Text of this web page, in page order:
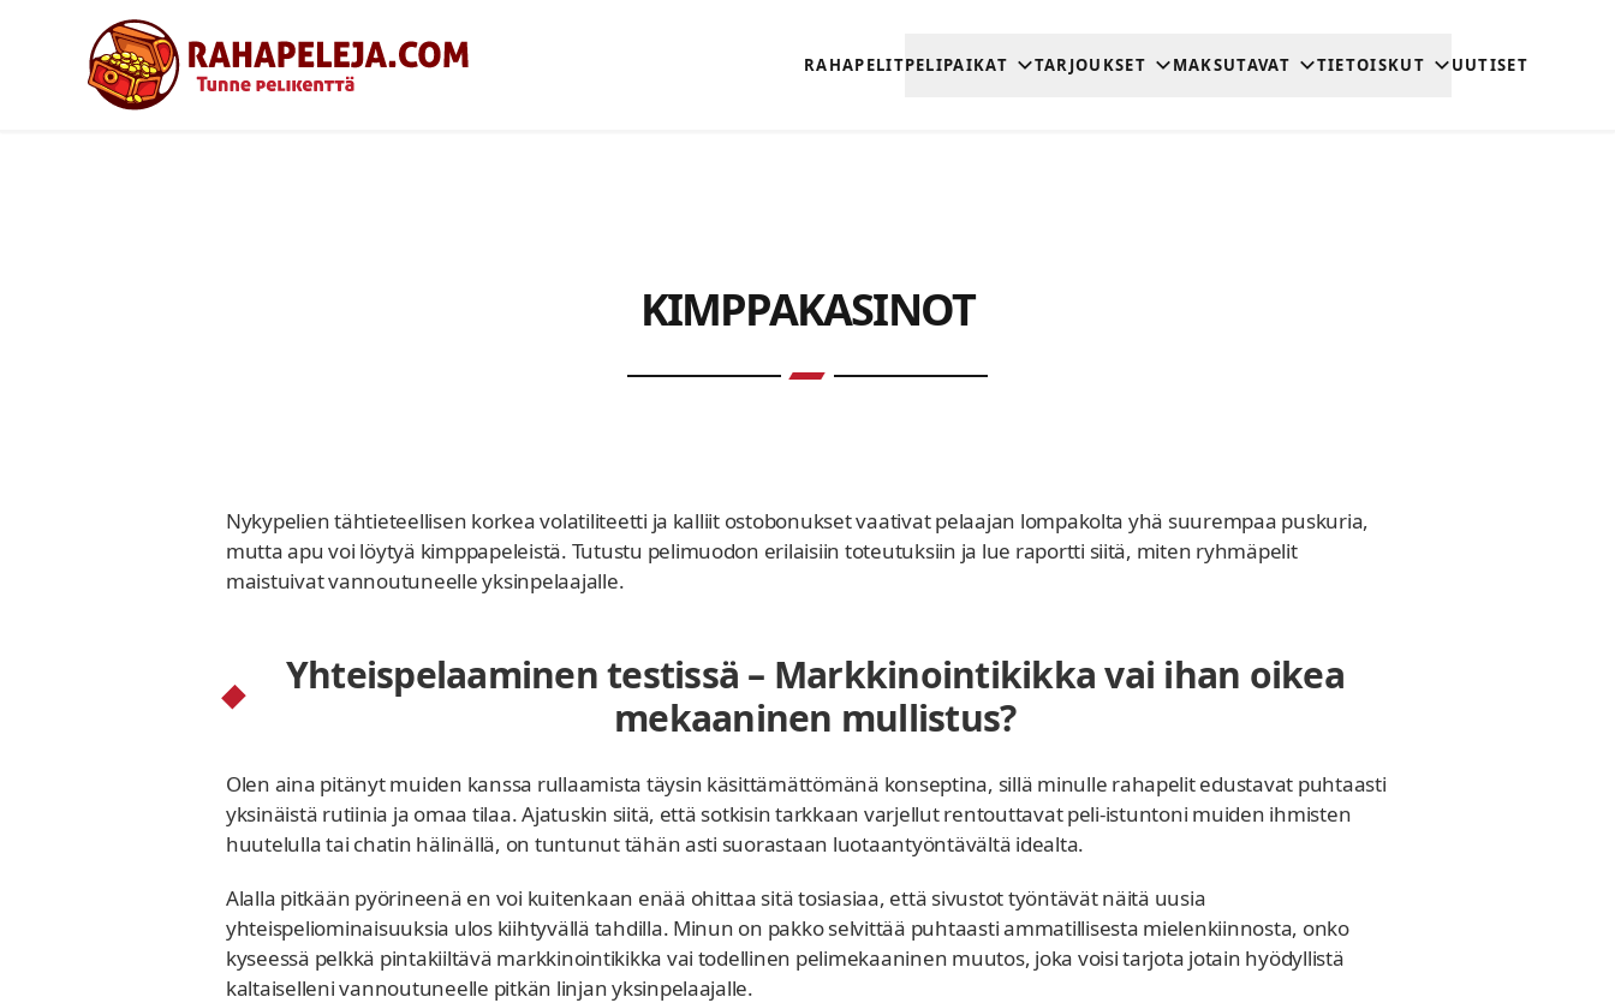
RAHAPELITPELIPAIKAT TARJOUKSET MAKSUTAVAT TIETOISKUT UUTISET
KIMPPAKASINOT
Nykypelien tähtieteellisen korkea volatiliteetti ja kalliit ostobonukset vaativat pelaajan lompakolta yhä suurempaa puskuria,
mutta apu voi löytyä kimppapeleistä. Tutustu pelimuodon erilaisiin toteutuksiin ja lue raportti siitä, miten ryhmäpelit
maistuivat vannoutuneelle yksinpelaajalle.
Yhteispelaaminen testissä – Markkinointikikka vai ihan oikea
mekaaninen mullistus?
Olen aina pitänyt muiden kanssa rullaamista täysin käsittämättömänä konseptina, sillä minulle rahapelit edustavat puhtaasti
yksinäistä rutiinia ja omaa tilaa. Ajatuskin siitä, että sotkisin tarkkaan varjellut rentouttavat peli-istuntoni muiden ihmisten
huutelulla tai chatin hälinällä, on tuntunut tähän asti suorastaan luotaantyöntävältä idealta.
Alalla pitkään pyörineenä en voi kuitenkaan enää ohittaa sitä tosiasiaa, että sivustot työntävät näitä uusia
yhteispeliominaisuuksia ulos kiihtyvällä tahdilla. Minun on pakko selvittää puhtaasti ammatillisesta mielenkiinnosta, onko
kyseessä pelkkä pintakiiltävä markkinointikikka vai todellinen pelimekaaninen muutos, joka voisi tarjota jotain hyödyllistä
kaltaiselleni vannoutuneelle pitkän linjan yksinpelaajalle.